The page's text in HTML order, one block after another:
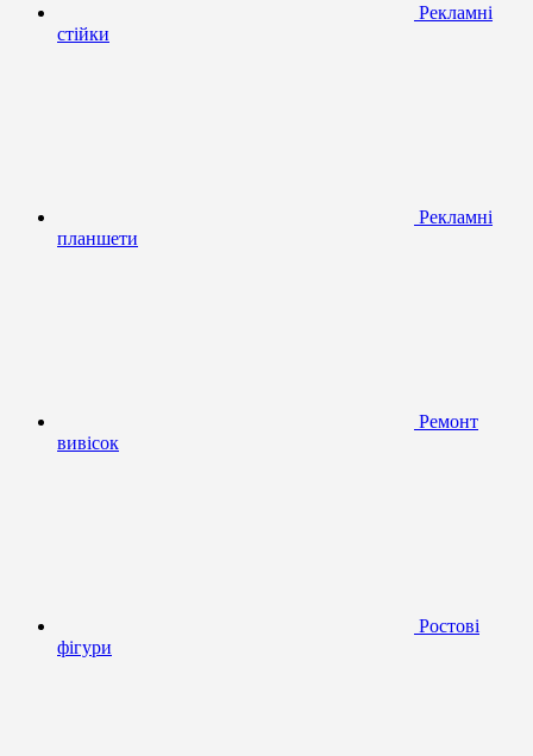
Рекламні
стійки
Рекламні
планшети
Ремонт
вивісок
Ростові
фігури